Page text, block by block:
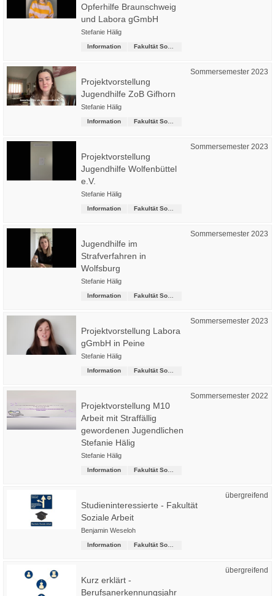
Opferhilfe Braunschweig
und Labora gGmbH
Stefanie Hälig
Information
Sommersemester 2023
Projektvorstellung
Jugendhilfe ZoB Gifhorn
Stefanie Hälig
Information
Sommersemester 2023
Projektvorstellung
Jugendhilfe Wolfenbüttel
e.V.
Stefanie Hälig
Information
Sommersemester 2023
Jugendhilfe im
Strafverfahren in
Wolfsburg
Stefanie Hälig
Information
Sommersemester 2023
Projektvorstellung Labora
gGmbH in Peine
Stefanie Hälig
Information
Sommersemester 2022
Projektvorstellung M10
Arbeit mit Straffällig
gewordenen Jugendlichen
Stefanie Hälig
Stefanie Hälig
Information
übergreifend
Studieninteressierte - Fakultät
Soziale Arbeit
Benjamin Weseloh
Information
übergreifend
Kurz erklärt -
Berufsanerkennungsjahr